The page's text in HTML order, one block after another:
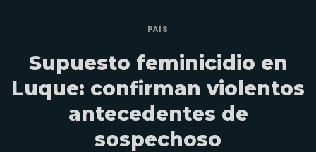
PAÍS
Supuesto feminicidio en
Luque: confirman violentos
antecedentes de
sospechoso